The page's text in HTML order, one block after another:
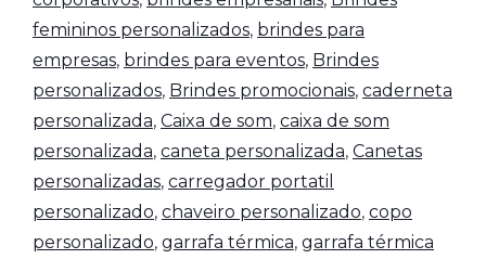
femininos personalizados, brindes para
empresas, brindes para eventos, Brindes
personalizados, Brindes promocionais, caderneta
personalizada, Caixa de som, caixa de som
personalizada, caneta personalizada, Canetas
personalizadas, carregador portatil
personalizado, chaveiro personalizado, copo
personalizado, garrafa térmica, garrafa térmica